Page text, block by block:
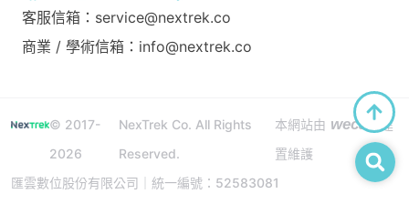
客服信箱：service@nextrek.co
商業 / 學術信箱：info@nextrek.co
© 2017-
2026
NexTrek Co. All Rights
Reserved.
本網站由 wecan 建
置維護
匯雲數位股份有限公司｜統一編號：52583081